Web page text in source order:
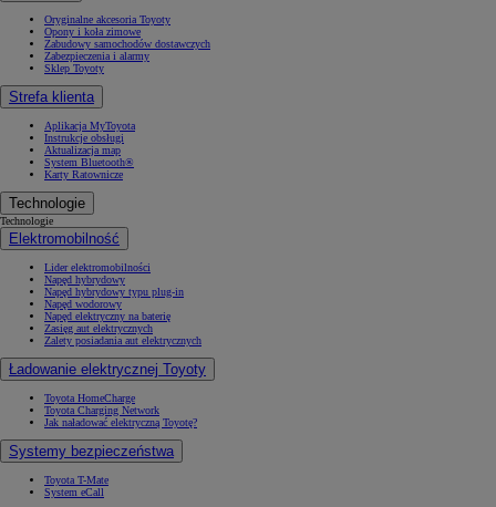
Oryginalne akcesoria Toyoty
Opony i koła zimowe
Zabudowy samochodów dostawczych
Zabezpieczenia i alarmy
Sklep Toyoty
Strefa klienta
Aplikacja MyToyota
Instrukcje obsługi
Aktualizacja map
System Bluetooth®
Karty Ratownicze
Technologie
Technologie
Elektromobilność
Lider elektromobilności
Napęd hybrydowy
Napęd hybrydowy typu plug-in
Napęd wodorowy
Napęd elektryczny na baterię
Zasięg aut elektrycznych
Zalety posiadania aut elektrycznych
Ładowanie elektrycznej Toyoty
Toyota HomeCharge
Toyota Charging Network
Jak naładować elektryczną Toyotę?
Systemy bezpieczeństwa
Toyota T-Mate
System eCall